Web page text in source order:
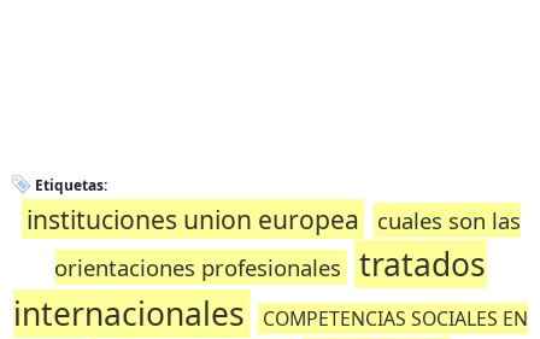
Etiquetas:
instituciones union europea
cuales son las
orientaciones profesionales
tratados
internacionales
COMPETENCIAS SOCIALES EN